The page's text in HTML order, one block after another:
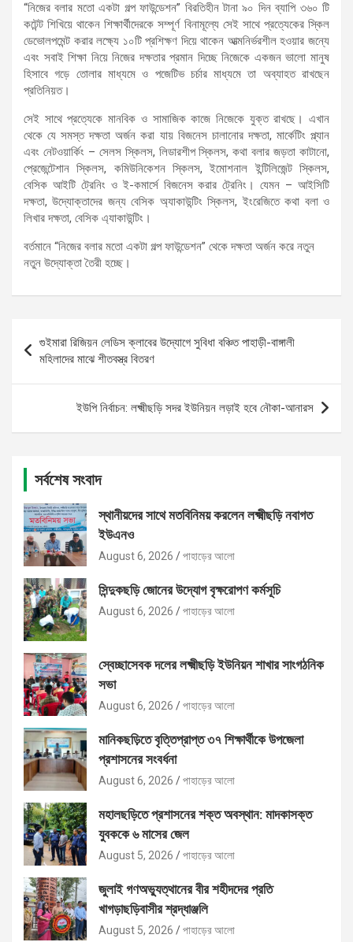
“নিজের বলার মতো একটা গল্প ফাউন্ডেশন” বিরতিহীন টানা ৯০ দিন ব্যাপি ৩৬০ টি
কটেন্ট শিখিয়ে থাকেন শিক্ষার্থীদেরকে সম্পূর্ণ বিনামূল্যে সেই সাথে প্রত্যেকের স্কিল
ডেভোলপমেন্ট করার লক্ষ্যে ১০টি প্রশিক্ষণ দিয়ে থাকেন আত্মনির্ভরশীল হওয়ার জন্যে
এবং সবাই শিক্ষা নিয়ে নিজের দক্ষতার প্রমান দিচ্ছে নিজেকে একজন ভালো মানুষ
হিসাবে গড়ে তোলার মাধ্যমে ও পজেটিভ চর্চার মাধ্যমে তা অব্যাহত রাখছেন
প্রতিনিয়ত।
সেই সাথে প্রত্যেকে মানবিক ও সামাজিক কাজে নিজেকে যুক্ত রাখছে। এখান
থেকে যে সমস্ত দক্ষতা অর্জন করা যায় বিজনেস চালানোর দক্ষতা, মার্কেটিং প্ল্যান
এবং নেটওয়ার্কিং – সেলস স্কিলস, লিডারশীপ স্কিলস, কথা বলার জড়তা কাটানো,
প্রেজেন্টেশান স্কিলস, কমিউনিকেশন স্কিলস, ইমোশনাল ইন্টিলিজেন্ট স্কিলস,
বেসিক আইটি ট্রেনিং ও ই-কমার্সে বিজনেস করার ট্রেনিং। যেমন – আইসিটি
দক্ষতা, উদ্যোক্তাদের জন্য বেসিক অ্যাকাউন্টিং স্কিলস, ইংরেজিতে কথা বলা ও
লিখার দক্ষতা, বেসিক এ্যাকাউন্টিং।
বর্তমানে “নিজের বলার মতো একটা গল্প ফাউন্ডেশন” থেকে দক্ষতা অর্জন করে নতুন
নতুন উদ্যোক্তা তৈরী হচ্ছে।
navigation
গুইমারা রিজিয়ন লেডিস ক্লাবের উদ্যোগে সুবিধা বঞ্চিত পাহাড়ী-বাঙ্গালী
মহিলাদের মাঝে শীতবস্ত্র বিতরণ
ইউপি নির্বাচন: লক্ষ্মীছড়ি সদর ইউনিয়ন লড়াই হবে নৌকা-আনারস
সর্বশেষ সংবাদ
স্থানীয়দের সাথে মতবিনিময় করলেন লক্ষ্মীছড়ি নবাগত
ইউএনও
August 6, 2026 পাহাড়ের আলো
সিন্দুকছড়ি জোনের উদ্যোগ বৃক্ষরোপণ কর্মসূচি
August 6, 2026 পাহাড়ের আলো
স্বেচ্ছাসেবক দলের লক্ষ্মীছড়ি ইউনিয়ন শাখার সাংগঠনিক
সভা
August 6, 2026 পাহাড়ের আলো
মানিকছড়িতে বৃত্তিপ্রাপ্ত ৩৭ শিক্ষার্থীকে উপজেলা
প্রশাসনের সংবর্ধনা
August 6, 2026 পাহাড়ের আলো
মহালছড়িতে প্রশাসনের শক্ত অবস্থান: মাদকাসক্ত
যুবককে ৬ মাসের জেল
August 5, 2026 পাহাড়ের আলো
জুলাই গণঅভ্যুত্থানের বীর শহীদদের প্রতি
খাগড়াছড়িবাসীর শ্রদ্ধাঞ্জলি
August 5, 2026 পাহাড়ের আলো